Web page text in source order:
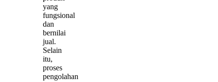
yang
fungsional
dan
bernilai
jual.
Selain
itu,
proses
pengolahan